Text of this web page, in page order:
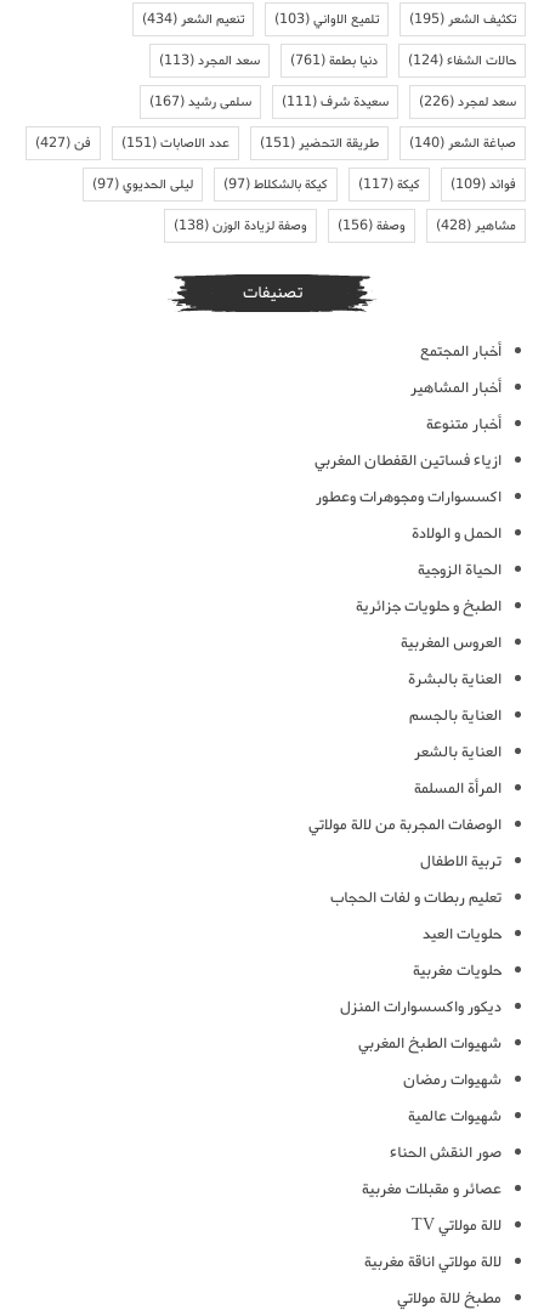
تكثيف الشعر(195) تلميع الاواني(103) تنعيم الشعر(434)
حالات الشفاء(124) دنيا بطمة(761) سعد المجرد(113)
سعد لمجرد(226) سعيدة شرف(111) سلمى رشيد(167)
صباغة الشعر(140) طريقة التحضير(151) عدد الاصابات(151) فن(427)
فوائد(109) كيكة(117) كيكة بالشكلاط(97) ليلى الحديوي(97)
مشاهير(428) وصفة(156) وصفة لزيادة الوزن(138)
تصنيفات
أخبار المجتمع
أخبار المشاهير
أخبار متنوعة
ازياء فساتين القفطان المغربي
اكسسوارات ومجوهرات وعطور
الحمل و الولادة
الحياة الزوجية
الطبخ و حلويات جزائرية
العروس المغربية
العناية بالبشرة
العناية بالجسم
العناية بالشعر
المرأة المسلمة
الوصفات المجربة من لالة مولاتي
تربية الاطفال
تعليم ربطات و لفات الحجاب
حلويات العيد
حلويات مغربية
ديكور واكسسوارات المنزل
شهيوات الطبخ المغربي
شهيوات رمضان
شهيوات عالمية
صور النقش الحناء
عصائر و مقبلات مغربية
لالة مولاتي TV
لالة مولاتي اناقة مغربية
مطبخ لالة مولاتي